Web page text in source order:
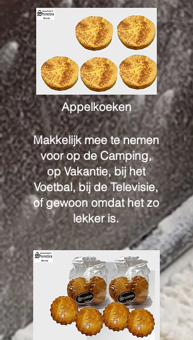
Appelkoeken
Makkelijk mee te nemen
voor op de Camping,
op Vakantie, bij het
Voetbal, bij de Televisie,
of gewoon omdat het zo
lekker is.